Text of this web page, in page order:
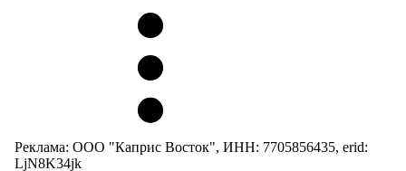
Реклама: ООО "Каприс Восток", ИНН: 7705856435, erid:
LjN8K34jk